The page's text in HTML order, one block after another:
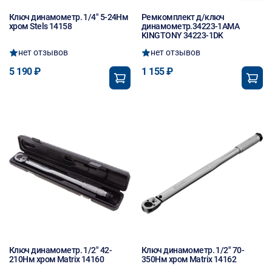
Ключ динамометр. 1/4" 5-24Нм
хром Stels 14158
нет отзывов
5 190 ₽
Ремкомплект д/ключ
динамометр.34223-1AМА
KINGTONY 34223-1DK
нет отзывов
1 155 ₽
Ключ динамометр. 1/2" 42-
210Нм хром Matrix 14160
Ключ динамометр. 1/2" 70-
350Нм хром Matrix 14162